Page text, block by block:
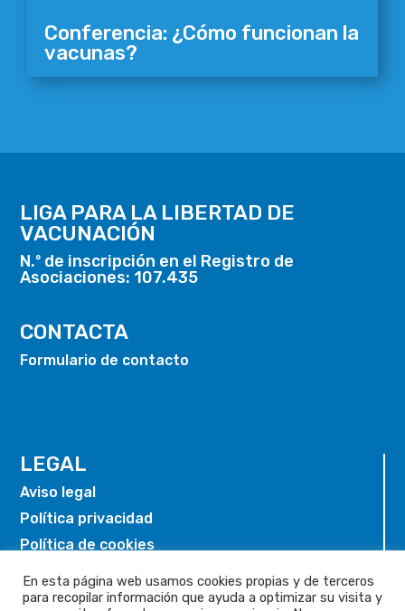
Conferencia: ¿Cómo funcionan la
vacunas?
LIGA PARA LA LIBERTAD DE
VACUNACIÓN
N.º de inscripción en el Registro de
Asociaciones: 107.435
CONTACTA
Formulario de contacto
LEGAL
Aviso legal
Política privacidad
Política de cookies
En esta página web usamos cookies propias y de terceros
para recopilar información que ayuda a optimizar su visita y